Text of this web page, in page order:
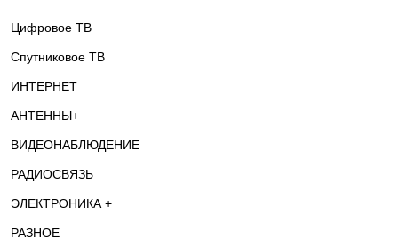
Цифровое ТВ
Спутниковое ТВ
ИНТЕРНЕТ
АНТЕННЫ+
ВИДЕОНАБЛЮДЕНИЕ
РАДИОСВЯЗЬ
ЭЛЕКТРОНИКА +
РАЗНОЕ